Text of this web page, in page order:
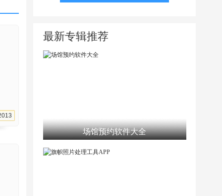
最新专辑推荐
场馆预约软件大全